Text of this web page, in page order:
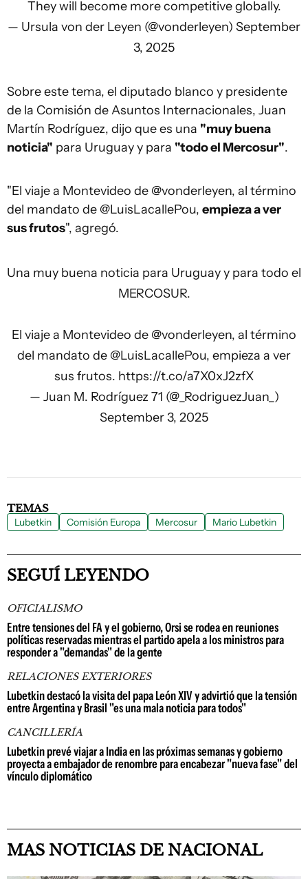
They will become more competitive globally.
— Ursula von der Leyen (@vonderleyen) September
3, 2025
Sobre este tema, el diputado blanco y presidente
de la Comisión de Asuntos Internacionales, Juan
Martín Rodríguez, dijo que es una "muy buena
noticia" para Uruguay y para "todo el Mercosur".
"El viaje a Montevideo de @vonderleyen, al término
del mandato de @LuisLacallePou, empieza a ver
sus frutos", agregó.
Una muy buena noticia para Uruguay y para todo el
MERCOSUR.
El viaje a Montevideo de @vonderleyen, al término
del mandato de @LuisLacallePou, empieza a ver
sus frutos. https://t.co/a7X0xJ2zfX
— Juan M. Rodríguez 71 (@_RodriguezJuan_)
September 3, 2025
TEMAS
Lubetkin Comisión Europa Mercosur Mario Lubetkin
SEGUÍ LEYENDO
OFICIALISMO
Entre tensiones del FA y el gobierno, Orsi se rodea en reuniones
políticas reservadas mientras el partido apela a los ministros para
responder a "demandas" de la gente
RELACIONES EXTERIORES
Lubetkin destacó la visita del papa León XIV y advirtió que la tensión
entre Argentina y Brasil "es una mala noticia para todos"
CANCILLERÍA
Lubetkin prevé viajar a India en las próximas semanas y gobierno
proyecta a embajador de renombre para encabezar "nueva fase" del
vínculo diplomático
MAS NOTICIAS DE NACIONAL